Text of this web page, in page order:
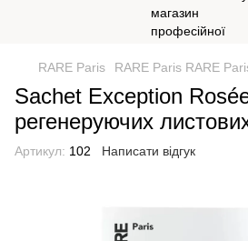
RARE Paris RARE Paris RARE
Sachet Exception
регенеруючих
Артикул: 102 Написати відгук